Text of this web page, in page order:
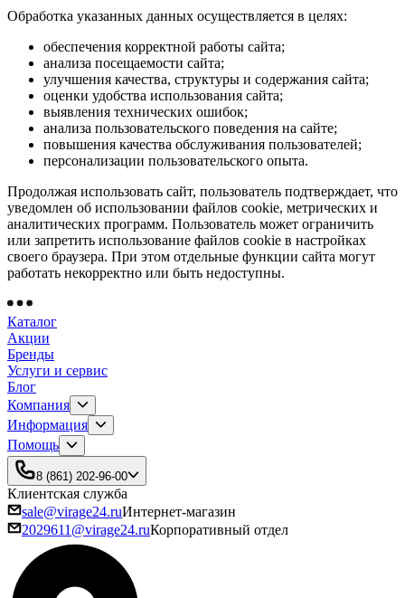
Обработка указанных данных осуществляется в целях:
обеспечения корректной работы сайта;
анализа посещаемости сайта;
улучшения качества, структуры и содержания сайта;
оценки удобства использования сайта;
выявления технических ошибок;
анализа пользовательского поведения на сайте;
повышения качества обслуживания пользователей;
персонализации пользовательского опыта.
Продолжая использовать сайт, пользователь подтверждает, что
уведомлен об использовании файлов cookie, метрических и
аналитических программ. Пользователь может ограничить
или запретить использование файлов cookie в настройках
своего браузера. При этом отдельные функции сайта могут
работать некорректно или быть недоступны.
Каталог
Акции
Бренды
Услуги и сервис
Блог
Компания
Информация
Помощь
8 (861) 202-96-00
Клиентская служба
sale@virage24.ruИнтернет-магазин
2029611@virage24.ruКорпоративный отдел